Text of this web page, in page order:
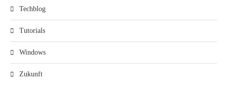
Techblog
Tutorials
Windows
Zukunft